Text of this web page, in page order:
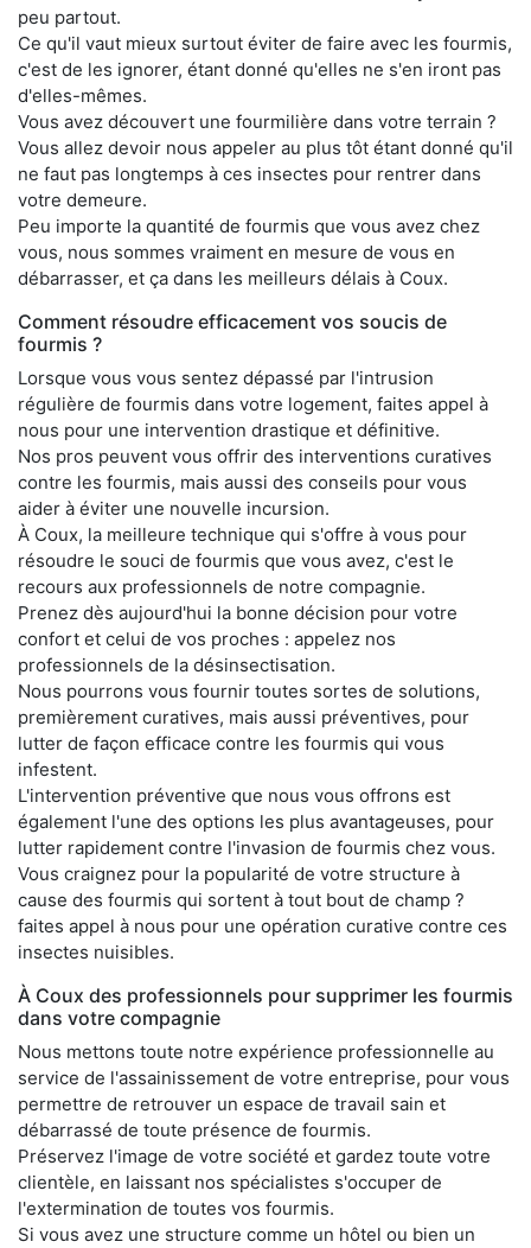
peu partout.
Ce qu'il vaut mieux surtout éviter de faire avec les fourmis,
c'est de les ignorer, étant donné qu'elles ne s'en iront pas
d'elles-mêmes.
Vous avez découvert une fourmilière dans votre terrain ?
Vous allez devoir nous appeler au plus tôt étant donné qu'il
ne faut pas longtemps à ces insectes pour rentrer dans
votre demeure.
Peu importe la quantité de fourmis que vous avez chez
vous, nous sommes vraiment en mesure de vous en
débarrasser, et ça dans les meilleurs délais à Coux.
Comment résoudre efficacement vos soucis de
fourmis ?
Lorsque vous vous sentez dépassé par l'intrusion
régulière de fourmis dans votre logement, faites appel à
nous pour une intervention drastique et définitive.
Nos pros peuvent vous offrir des interventions curatives
contre les fourmis, mais aussi des conseils pour vous
aider à éviter une nouvelle incursion.
À Coux, la meilleure technique qui s'offre à vous pour
résoudre le souci de fourmis que vous avez, c'est le
recours aux professionnels de notre compagnie.
Prenez dès aujourd'hui la bonne décision pour votre
confort et celui de vos proches : appelez nos
professionnels de la désinsectisation.
Nous pourrons vous fournir toutes sortes de solutions,
premièrement curatives, mais aussi préventives, pour
lutter de façon efficace contre les fourmis qui vous
infestent.
L'intervention préventive que nous vous offrons est
également l'une des options les plus avantageuses, pour
lutter rapidement contre l'invasion de fourmis chez vous.
Vous craignez pour la popularité de votre structure à
cause des fourmis qui sortent à tout bout de champ ?
faites appel à nous pour une opération curative contre ces
insectes nuisibles.
À Coux des professionnels pour supprimer les fourmis
dans votre compagnie
Nous mettons toute notre expérience professionnelle au
service de l'assainissement de votre entreprise, pour vous
permettre de retrouver un espace de travail sain et
débarrassé de toute présence de fourmis.
Préservez l'image de votre société et gardez toute votre
clientèle, en laissant nos spécialistes s'occuper de
l'extermination de toutes vos fourmis.
Si vous avez une structure comme un hôtel ou bien un